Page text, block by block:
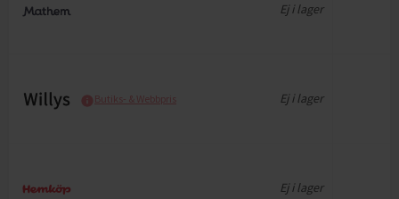
Ej i lager
Butiks- & Webbpris Ej i lager
Ej i lager